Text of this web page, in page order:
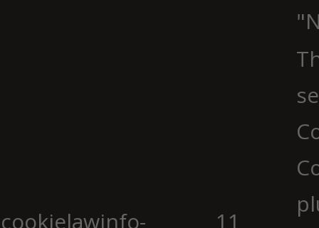
cookielawinfo-
11